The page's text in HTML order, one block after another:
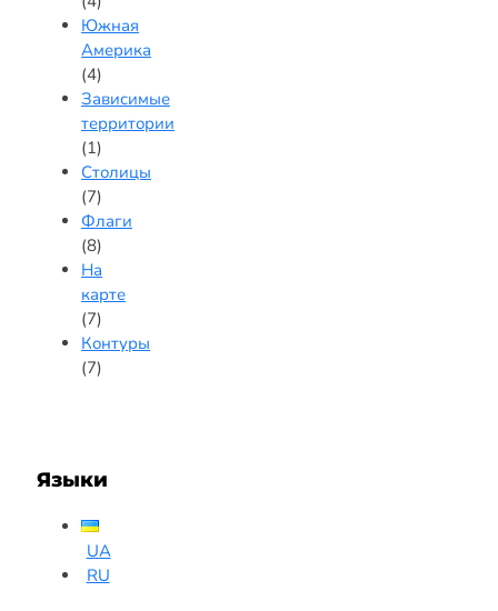
Южная
Америка
(4)
Зависимые
территории
(1)
Столицы
(7)
Флаги
(8)
На
карте
(7)
Контуры
(7)
Языки
UA
RU